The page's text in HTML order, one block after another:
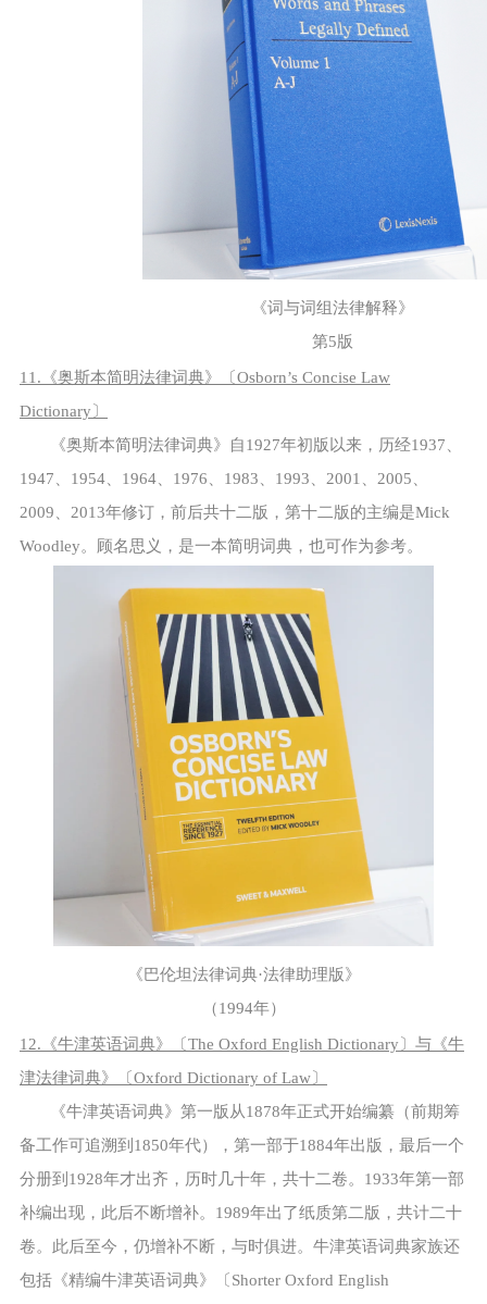
《词与词组法律解释》
第5版
11.《奥斯本简明法律词典》〔Osborn’s Concise Law
Dictionary〕
《奥斯本简明法律词典》自1927年初版以来，历经1937、
1947、1954、1964、1976、1983、1993、2001、2005、
2009、2013年修订，前后共十二版，第十二版的主编是Mick
Woodley。顾名思义，是一本简明词典，也可作为参考。
《巴伦坦法律词典·法律助理版》
（1994年）
12.《牛津英语词典》〔The Oxford English Dictionary〕与《牛
津法律词典》〔Oxford Dictionary of Law〕
《牛津英语词典》第一版从1878年正式开始编纂（前期筹
备工作可追溯到1850年代），第一部于1884年出版，最后一个
分册到1928年才出齐，历时几十年，共十二卷。1933年第一部
补编出现，此后不断增补。1989年出了纸质第二版，共计二十
卷。此后至今，仍增补不断，与时俱进。牛津英语词典家族还
包括《精编牛津英语词典》〔Shorter Oxford English